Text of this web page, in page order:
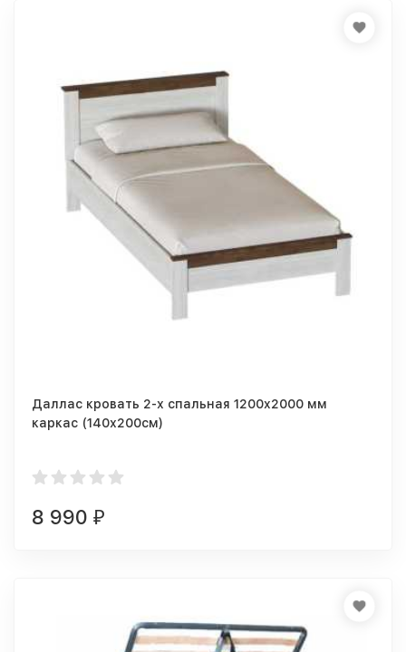
Даллас кровать 2-х спальная 1200x2000 мм
каркас (140х200см)
8 990 ₽